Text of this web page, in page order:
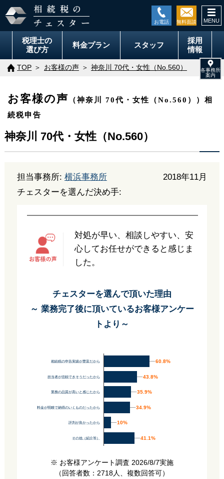
税理士の
選び方
料金プラン スタッフ
採用
情報
TOP お客様の声 神奈川 70代・女性（No.560）
お客様の声
（神奈川 70代・女性（No.560））相
続税申告
神奈川 70代・女性（No.560）
担当事務所: 横浜事務所
2018年11月
チェスターを選んだ決め手:
対処が早い、相談しやすい、安
心してお任せができると感じま
した。
チェスターを選んで頂いた理由
～ 業務完了後に頂いているお客様アンケー
トより～
相続税の申告実績が豊富だから
担当者が信頼できそうだったから
業務の品質が高いと感じたから
料金が明瞭で納得のいくものだったから
評判が良かったから
その他（紹介等）
60.8%
60.8%
43.8%
43.8%
35.9%
35.9%
34.9%
34.9%
10%
10%
41.1%
41.1%
※ お客様アンケート調査 2026/8/7実施
（回答者数：2718人、複数回答可）